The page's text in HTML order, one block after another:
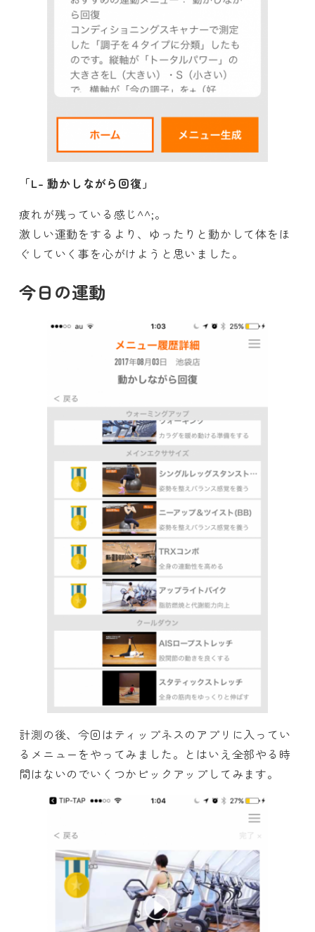
「L- 動かしながら回復」
疲れが残っている感じ^^;。
激しい運動をするより、ゆったりと動かして体をほ
ぐしていく事を心がけようと思いました。
今日の運動
計測の後、今回はティップネスのアプリに入ってい
るメニューをやってみました。とはいえ全部やる時
間はないのでいくつかピックアップしてみます。